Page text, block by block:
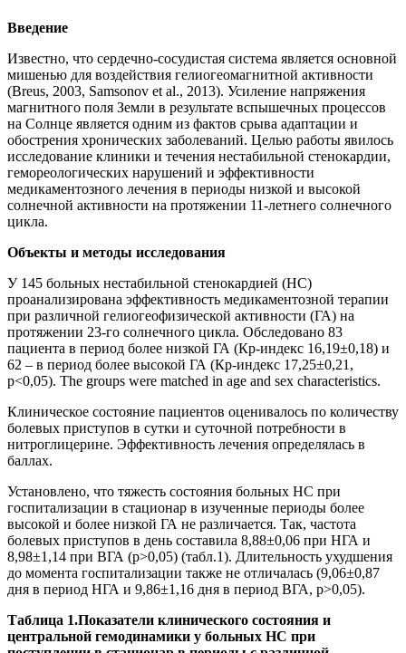
Введение
Известно, что сердечно-сосудистая система является основной
мишенью для воздействия гелиогеомагнитной активности
(Breus, 2003, Samsonov et al., 2013). Усиление напряжения
магнитного поля Земли в результате вспышечных процессов
на Солнце является одним из фактов срыва адаптации и
обострения хронических заболеваний. Целью работы явилось
исследование клиники и течения нестабильной стенокардии,
гемореологических нарушений и эффективности
медикаментозного лечения в периоды низкой и высокой
солнечной активности на протяжении 11-летнего солнечного
цикла.
Объекты и методы исследования
У 145 больных нестабильной стенокардией (НС)
проанализирована эффективность медикаментозной терапии
при различной гелиогеофизической активности (ГА) на
протяжении 23-го солнечного цикла. Обследовано 83
пациента в период более низкой ГА (Кр-индекс 16,19±0,18) и
62 – в период более высокой ГА (Кр-индекс 17,25±0,21,
p<0,05). The groups were matched in age and sex characteristics.
Клиническое состояние пациентов оценивалось по количеству
болевых приступов в сутки и суточной потребности в
нитроглицерине. Эффективность лечения определялась в
баллах.
Установлено, что тяжесть состояния больных НС при
госпитализации в стационар в изученные периоды более
высокой и более низкой ГА не различается. Так, частота
болевых приступов в день составила 8,88±0,06 при НГА и
8,98±1,14 при ВГА (p>0,05) (табл.1). Длительность ухудшения
до момента госпитализации также не отличалась (9,06±0,87
дня в период НГА и 9,86±1,16 дня в период ВГА, p>0,05).
Таблица 1.Показатели клинического состояния и
центральной гемодинамики у больных НС при